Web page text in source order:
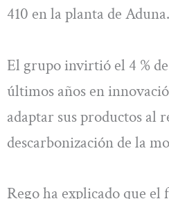
410 en la planta de Aduna.
El grupo invirtió el 4 %
últimos años en
adaptar sus productos al
descarbonización de la
Rego ha explicado que el